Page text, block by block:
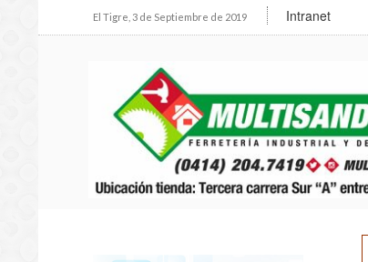
El Tigre, 3 de Septiembre de 2019 Intranet